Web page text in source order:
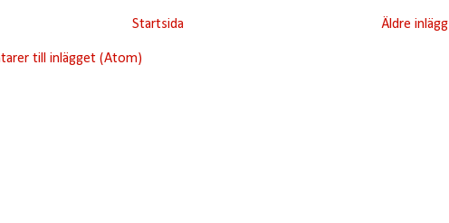
Äldre inlägg
Startsida
till inlägget (Atom)